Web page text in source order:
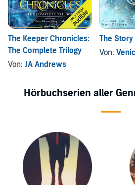
The Keeper Chronicles:
The Complete Trilogy
Von: JA Andrews
The
Von:
Hörbuchserien aller